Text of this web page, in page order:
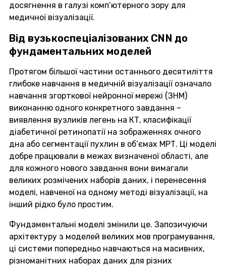
досягнення в галузі комп’ютерного зору для
медичної візуалізації.
Від вузькоспеціалізованих CNN до
фундаментальних моделей
Протягом більшої частини останнього десятиліття
глибоке навчання в медичній візуалізації означало
навчання згорткової нейронної мережі (ЗНМ)
виконанню одного конкретного завдання –
виявлення вузликів легень на КТ, класифікації
діабетичної ретинопатії на зображеннях очного
дна або сегментації пухлин в об’ємах МРТ. Ці моделі
добре працювали в межах визначеної області, але
для кожного нового завдання вони вимагали
великих розмічених наборів даних, і перенесення
моделі, навченої на одному методі візуалізації, на
інший рідко було простим.
Фундаментальні моделі змінили це. Запозичуючи
архітектуру з моделей великих мов програмування,
ці системи попередньо навчаються на масивних,
різноманітних наборах даних для різних